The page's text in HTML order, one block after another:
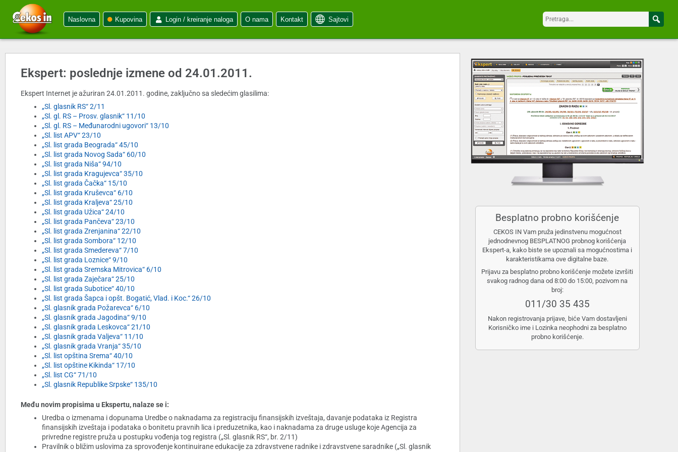
Naslovna Kupovina Login / kreiranje naloga O nama Kontakt Sajtovi
Ekspert: poslednje izmene od 24.01.2011.
Ekspert Internet je ažuriran 24.01.2011. godine, zaključno sa sledećim glasilima:
„Sl. glasnik RS“ 2/11
„Sl. gl. RS – Prosv. glasnik“ 11/10
„Sl. gl. RS – Međunarodni ugovori“ 13/10
„Sl. list APV“ 23/10
„Sl. list grada Beograda“ 45/10
„Sl. list grada Novog Sada“ 60/10
„Sl. list grada Niša“ 94/10
„Sl. list grada Kragujevca“ 35/10
„Sl. list grada Čačka“ 15/10
„Sl. list grada Kruševca“ 6/10
„Sl. list grada Kraljeva“ 25/10
„Sl. list grada Užica“ 24/10
„Sl. list grada Pančeva“ 23/10
„Sl. list grada Zrenjanina“ 22/10
„Sl. list grada Sombora“ 12/10
„Sl. list grada Smedereva“ 7/10
„Sl. list grada Loznice“ 9/10
„Sl. list grada Sremska Mitrovica“ 6/10
„Sl. list grada Zaječara“ 25/10
„Sl. list grada Subotice“ 40/10
„Sl. list grada Šapca i opšt. Bogatić, Vlad. i Koc.“ 26/10
„Sl. glasnik grada Požarevca“ 6/10
„Sl. glasnik grada Jagodina“ 9/10
„Sl. glasnik grada Leskovca“ 21/10
„Sl. glasnik grada Valjeva“ 11/10
„Sl. glasnik grada Vranja“ 35/10
„Sl. list opština Srema“ 40/10
„Sl. list opštine Kikinda“ 17/10
„Sl. list CG“ 71/10
„Sl. glasnik Republike Srpske“ 135/10
Među novim propisima u Ekspertu, nalaze se i:
Uredba o izmenama i dopunama Uredbe o naknadama za registraciju finansijskih izveštaja, davanje podataka iz Registra
finansijskih izveštaja i podataka o bonitetu pravnih lica i preduzetnika, kao i naknadama za druge usluge koje Agencija za
privredne registre pruža u postupku vođenja tog registra („Sl. glasnik RS“, br. 2/11)
Pravilnik o bližim uslovima za sprovođenje kontinuirane edukacije za zdravstvene radnike i zdravstvene saradnike („Sl. glasnik
Besplatno probno korišćenje
CEKOS IN Vam pruža jedinstvenu mogućnost
jednodnevnog BESPLATNOG probnog korišćenja
Ekspert-a, kako biste se upoznali sa mogućnostima i
karakteristikama ove digitalne baze.
Prijavu za besplatno probno korišćenje možete izvršiti
svakog radnog dana od 8:00 do 15:00, pozivom na
broj:
011/30 35 435
Nakon registrovanja prijave, biće Vam dostavljeni
Korisničko ime i Lozinka neophodni za besplatno
probno korišćenje.